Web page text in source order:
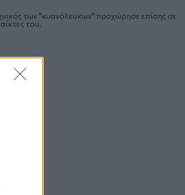
των "κυανόλευκων" προχώρησε επίσης σε
του.